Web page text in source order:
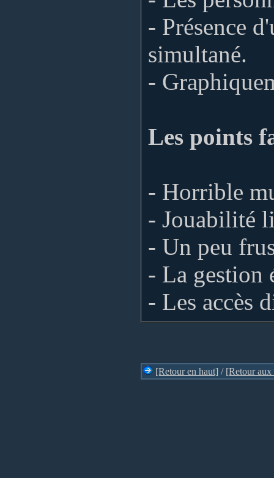
- Présence
simultané.
-
Les points
- Horrible
- Jouabilité
- Un peu
- La gestion
- Les accès
[Retour en haut] / [Retour aux